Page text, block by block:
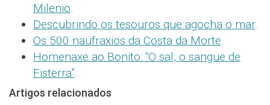
Milenio.
Descubrindo os tesouros que agocha o mar.
Os 500 naufraxios da Costa da Morte.
Homenaxe ao Bonito: “O sal, o sangue de
Fisterra”.
Artigos relacionados